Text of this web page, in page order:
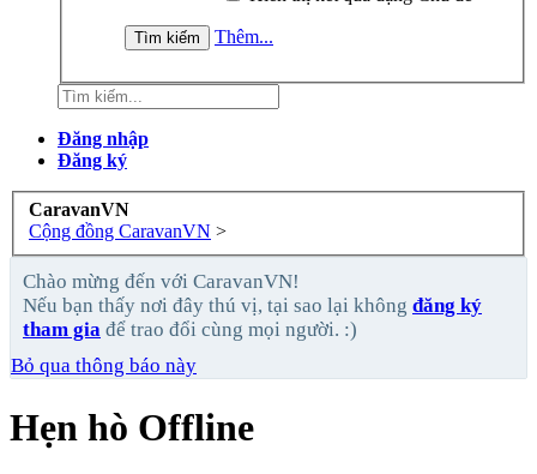
Thêm...
Đăng nhập
Đăng ký
CaravanVN
Cộng đồng CaravanVN >
Chào mừng đến với CaravanVN!
Nếu bạn thấy nơi đây thú vị, tại sao lại không đăng ký
tham gia để trao đổi cùng mọi người. :)
Bỏ qua thông báo này
Hẹn hò Offline